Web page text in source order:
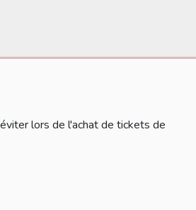
lors de l'achat de tickets de